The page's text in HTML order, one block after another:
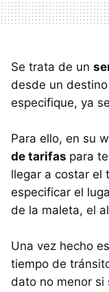
Se trata de un
desde un
especifique, ya
Para ello, en su
de tarifas para
llegar a costar el
especificar el
de la maleta, el
Una vez hecho
tiempo de
dato no menor si